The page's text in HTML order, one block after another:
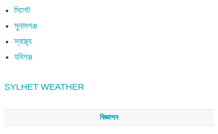
সিলেট
সুনামগঞ্জ
স্বাস্থ্য
হবিগঞ্জ
SYLHET WEATHER
বিজ্ঞাপন